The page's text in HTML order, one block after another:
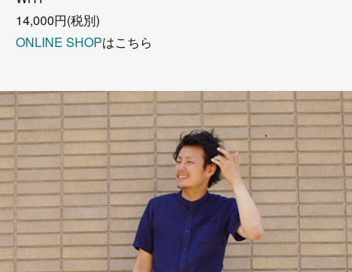
14,000円(税別)
ONLINE SHOPはこちら